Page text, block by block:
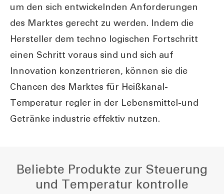
um den sich entwickelnden Anforderungen
des Marktes gerecht zu werden. Indem die
Hersteller dem techno logischen Fortschritt
einen Schritt voraus sind und sich auf
Innovation konzentrieren, können sie die
Chancen des Marktes für Heißkanal-
Temperatur regler in der Lebensmittel-und
Getränke industrie effektiv nutzen.
Beliebte Produkte zur Steuerung
und Temperatur kontrolle